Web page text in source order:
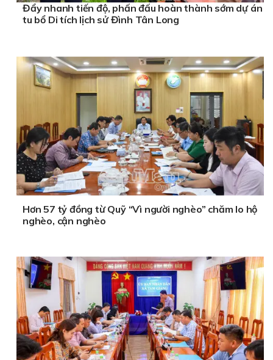
Đẩy nhanh tiến độ, phấn đấu hoàn thành sớm dự án
tu bổ Di tích lịch sử Đình Tân Long
Hơn 57 tỷ đồng từ Quỹ “Vì người nghèo” chăm lo hộ
nghèo, cận nghèo